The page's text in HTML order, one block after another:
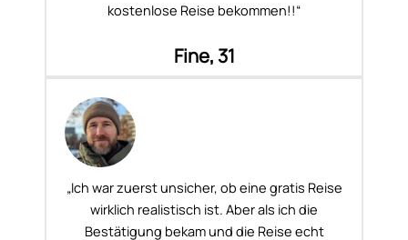
kostenlose Reise bekommen!!“
Fine, 31
„Ich war zuerst unsicher, ob eine gratis Reise
wirklich realistisch ist. Aber als ich die
Bestätigung bekam und die Reise echt